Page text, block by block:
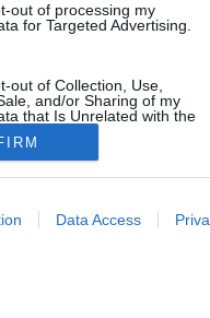
out of processing my
for Targeted Advertising.
out of Collection, Use,
and/or Sharing of my
that Is Unrelated with the
which it was collected.
Data Access
kutatások